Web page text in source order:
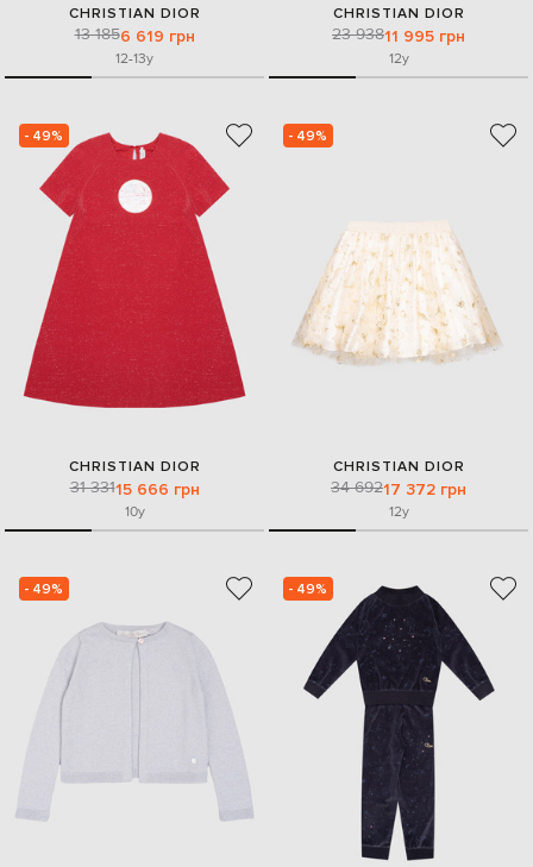
CHRISTIAN DIOR
13 1856 619 грн
12-13y
CHRISTIAN DIOR
23 93811 995 грн
12y
- 49%
CHRISTIAN DIOR
31 33115 666 грн
10y
- 49%
CHRISTIAN DIOR
34 69217 372 грн
12y
- 49% - 49%